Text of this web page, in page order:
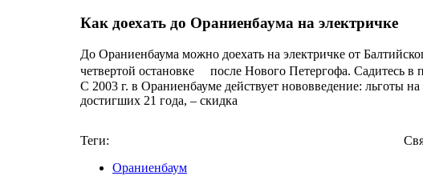
Как доехать до Ораниенбаума на электричке
До Ораниенбаума можно доехать на электричке от
четвертой остановке после Нового Петергофа. Садитесь
С 2003 г. в Ораниенбауме действует нововведение: льготы
достигших 21 года, – скидка
Теги:
Ораниенбаум